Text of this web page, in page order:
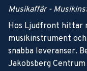
Musikaffär -
Hos Ljudfront hittar
musikinstrument
snabba leveranser.
Jakobsberg